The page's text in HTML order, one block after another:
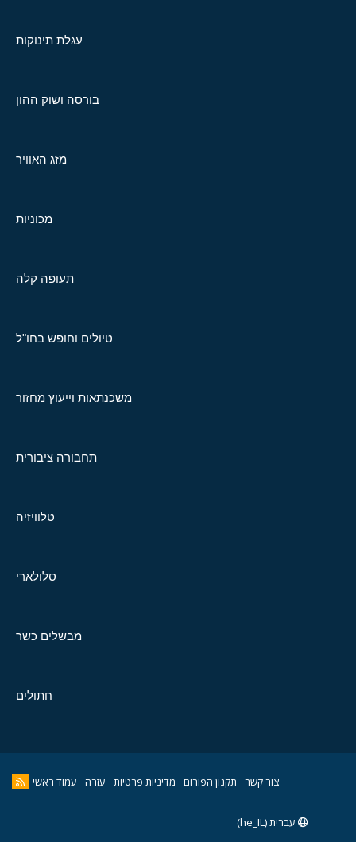
עגלת תינוקות
בורסה ושוק ההון
מזג האוויר
מכוניות
תעופה קלה
טיולים וחופש בחו"ל
משכנתאות וייעוץ מחזור
תחבורה ציבורית
טלוויזיה
סלולארי
מבשלים כשר
חתולים
צור קשר תקנון הפורום מדיניות פרטיות עזרה עמוד ראשי
עברית (he_IL)